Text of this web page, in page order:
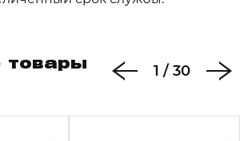
товары 1 / 30